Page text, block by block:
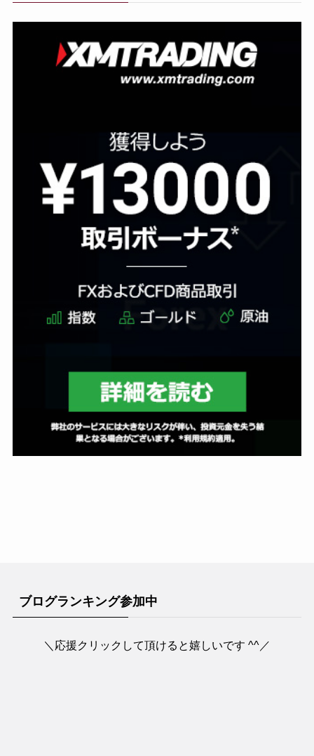
ブログランキング参加中
＼応援クリックして頂けると嬉しいです ^^／